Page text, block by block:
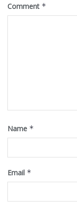
Comment *
Name *
Email *